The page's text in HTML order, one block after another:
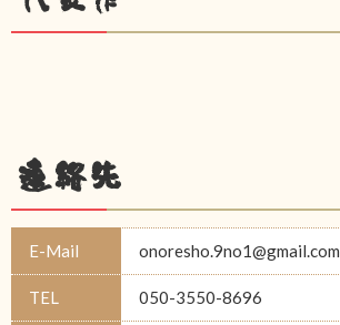
連絡先
E-Mail onoresho.9no1@gmail.com
TEL 050-3550-8696